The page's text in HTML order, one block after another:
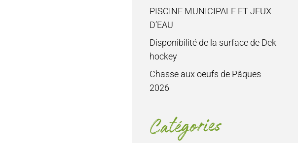
PISCINE MUNICIPALE ET JEUX
D’EAU
Disponibilité de la surface de Dek
hockey
Chasse aux oeufs de Pâques
2026
Catégories